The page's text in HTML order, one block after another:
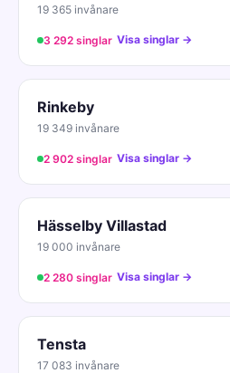
19 365 invånare
3 292 singlar Visa singlar →
Rinkeby
19 349 invånare
2 902 singlar Visa singlar →
Hässelby Villastad
19 000 invånare
2 280 singlar Visa singlar →
Tensta
17 083 invånare